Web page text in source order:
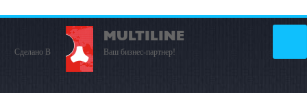
Сделано В
MULTILINE
Ваш бизнес-партнер!